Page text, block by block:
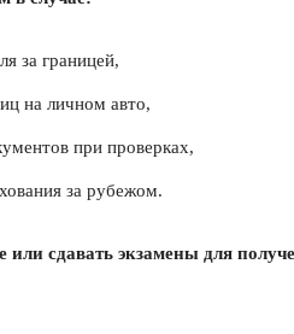
за границей,
на личном авто,
при проверках,
за рубежом.
или сдавать экзамены для